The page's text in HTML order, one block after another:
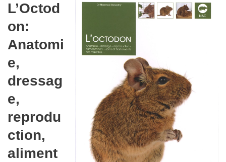
L’Octod
on:
Anatomi
e,
dressag
e,
reprodu
ction,
aliment